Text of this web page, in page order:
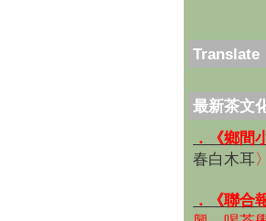
Translate
最新茶文
．《鄉間
春白木耳〉
．《聯合